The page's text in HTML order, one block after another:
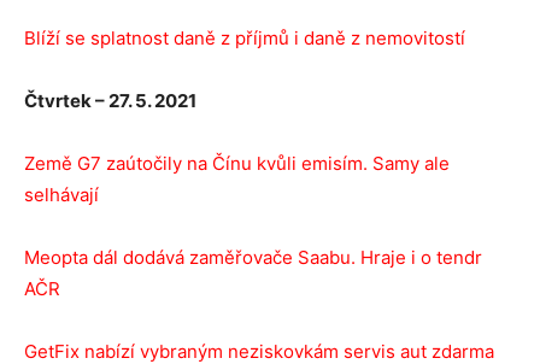
Blíží se splatnost daně z příjmů i daně z nemovitostí
Čtvrtek – 27. 5. 2021
Země G7 zaútočily na Čínu kvůli emisím. Samy ale
selhávají
Meopta dál dodává zaměřovače Saabu. Hraje i o tendr
AČR
GetFix nabízí vybraným neziskovkám servis aut zdarma